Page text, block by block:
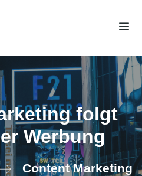
folgt
Werbung
Content Marketing